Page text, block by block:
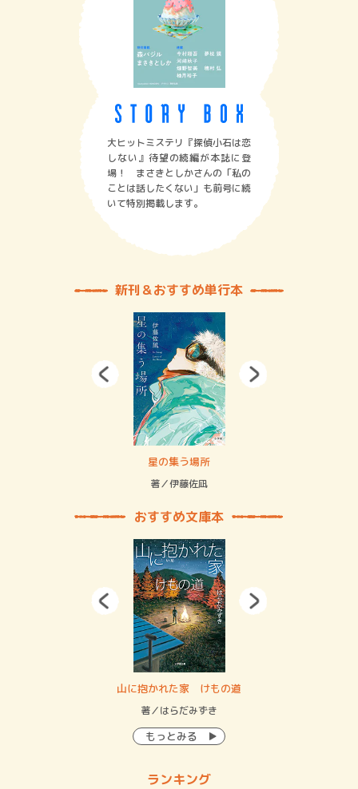
大ヒットミステリ『探偵小石は恋
しない』待望の続編が本誌に登
場！ まさきとしかさんの「私の
ことは話したくない」も前号に続
いて特別掲載します。
新刊＆おすすめ単行本
星の集う場所
著／伊藤佐凪
おすすめ文庫本
山に抱かれた家 けもの道
著／はらだみずき
もっとみる
ランキング